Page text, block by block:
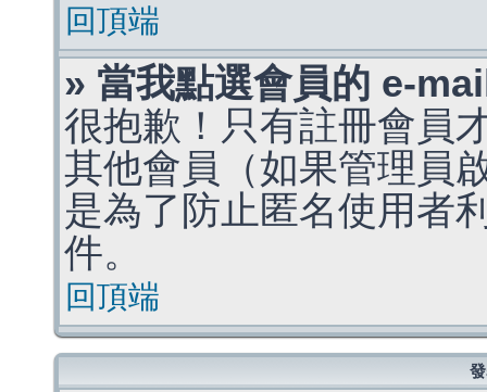
回頂端
» 當我點選會員的 e-
很抱歉！只有註冊會員
其他會員（如果管理員
是為了防止匿名使用者
件。
回頂端